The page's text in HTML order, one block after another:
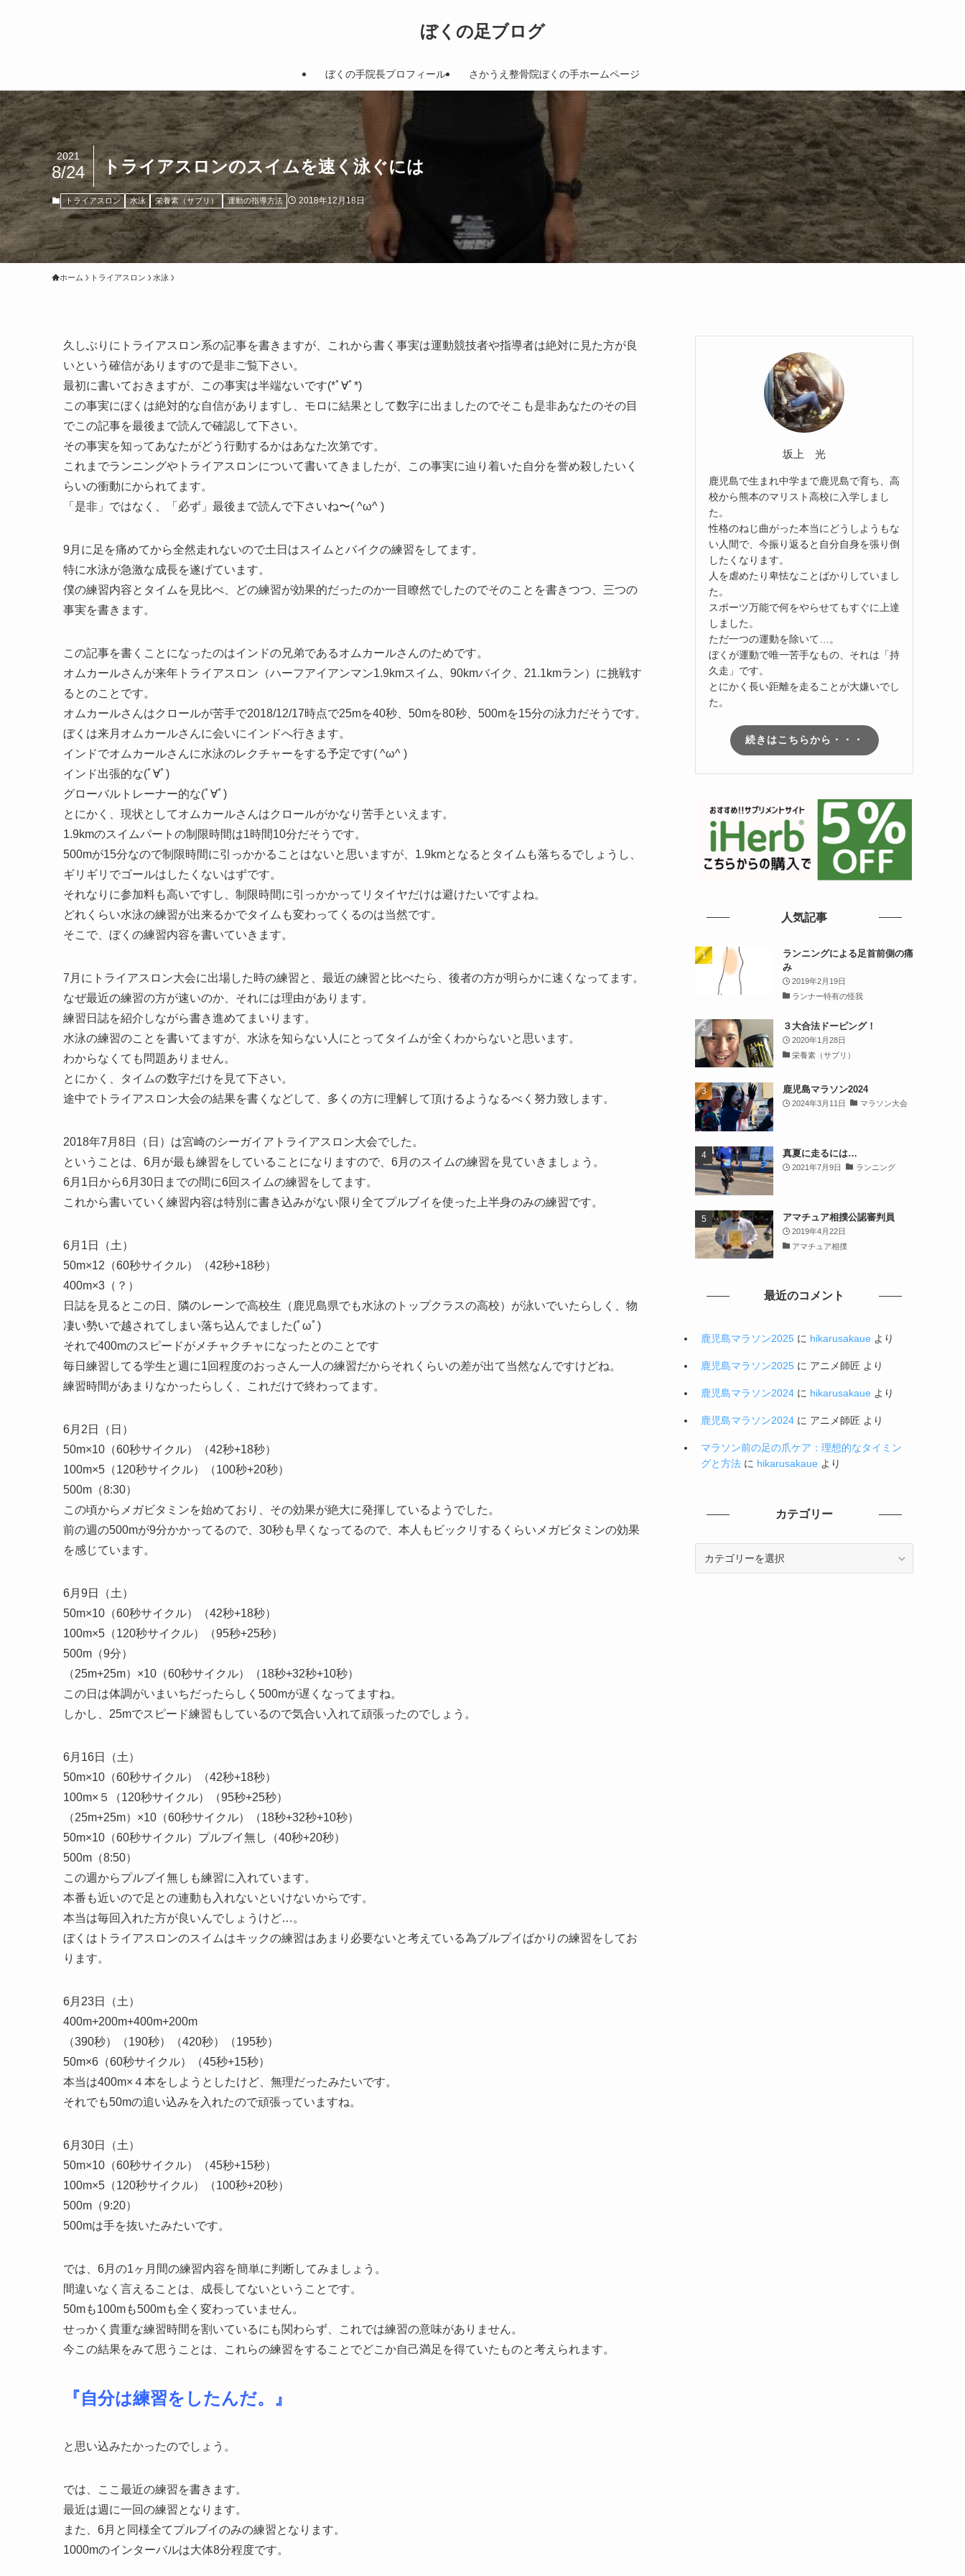
ぼくの足ブログ
ぼくの手院長プロフィール さかうえ整骨院ぼくの手ホームページ
トライアスロンのスイムを速く泳ぐには
2021
8/24
トライアスロン 水泳 栄養素（サプリ） 運動の指導方法 2018年12月18日
ホーム トライアスロン 水泳
久しぶりにトライアスロン系の記事を書きますが、これから書く事実は運動競技者や指導者は絶対に見た方が良
いという確信がありますので是非ご覧下さい。
最初に書いておきますが、この事実は半端ないです(*ﾟ∀ﾟ*)
この事実にぼくは絶対的な自信がありますし、モロに結果として数字に出ましたのでそこも是非あなたのその目
でこの記事を最後まで読んで確認して下さい。
その事実を知ってあなたがどう行動するかはあなた次第です。
これまでランニングやトライアスロンについて書いてきましたが、この事実に辿り着いた自分を誉め殺したいく
らいの衝動にかられてます。
「是非」ではなく、「必ず」最後まで読んで下さいね〜( ^ω^ )
9月に足を痛めてから全然走れないので土日はスイムとバイクの練習をしてます。
特に水泳が急激な成長を遂げています。
僕の練習内容とタイムを見比べ、どの練習が効果的だったのか一目瞭然でしたのでそのことを書きつつ、三つの
事実を書きます。
この記事を書くことになったのはインドの兄弟であるオムカールさんのためです。
オムカールさんが来年トライアスロン（ハーフアイアンマン1.9kmスイム、90kmバイク、21.1kmラン）に挑戦す
るとのことです。
オムカールさんはクロールが苦手で2018/12/17時点で25mを40秒、50mを80秒、500mを15分の泳力だそうです。
ぼくは来月オムカールさんに会いにインドへ行きます。
インドでオムカールさんに水泳のレクチャーをする予定です( ^ω^ )
インド出張的な(ﾟ∀ﾟ)
グローバルトレーナー的な(ﾟ∀ﾟ)
とにかく、現状としてオムカールさんはクロールがかなり苦手といえます。
1.9kmのスイムパートの制限時間は1時間10分だそうです。
500mが15分なので制限時間に引っかかることはないと思いますが、1.9kmとなるとタイムも落ちるでしょうし、
ギリギリでゴールはしたくないはずです。
それなりに参加料も高いですし、制限時間に引っかかってリタイヤだけは避けたいですよね。
どれくらい水泳の練習が出来るかでタイムも変わってくるのは当然です。
そこで、ぼくの練習内容を書いていきます。
7月にトライアスロン大会に出場した時の練習と、最近の練習と比べたら、後者の方が明らかに速くなってます。
なぜ最近の練習の方が速いのか、それには理由があります。
練習日誌を紹介しながら書き進めてまいります。
水泳の練習のことを書いてますが、水泳を知らない人にとってタイムが全くわからないと思います。
わからなくても問題ありません。
とにかく、タイムの数字だけを見て下さい。
途中でトライアスロン大会の結果を書くなどして、多くの方に理解して頂けるようなるべく努力致します。
2018年7月8日（日）は宮崎のシーガイアトライアスロン大会でした。
ということは、6月が最も練習をしていることになりますので、6月のスイムの練習を見ていきましょう。
6月1日から6月30日までの間に6回スイムの練習をしてます。
これから書いていく練習内容は特別に書き込みがない限り全てプルブイを使った上半身のみの練習です。
6月1日（土）
50m×12（60秒サイクル）（42秒+18秒）
400m×3（？）
日誌を見るとこの日、隣のレーンで高校生（鹿児島県でも水泳のトップクラスの高校）が泳いでいたらしく、物
凄い勢いで越されてしまい落ち込んでました(ﾟωﾟ)
それで400mのスピードがメチャクチャになったとのことです
毎日練習してる学生と週に1回程度のおっさん一人の練習だからそれくらいの差が出て当然なんですけどね。
練習時間があまりなかったらしく、これだけで終わってます。
6月2日（日）
50m×10（60秒サイクル）（42秒+18秒）
100m×5（120秒サイクル）（100秒+20秒）
500m（8:30）
この頃からメガビタミンを始めており、その効果が絶大に発揮しているようでした。
前の週の500mが9分かかってるので、30秒も早くなってるので、本人もビックリするくらいメガビタミンの効果
を感じています。
6月9日（土）
50m×10（60秒サイクル）（42秒+18秒）
100m×5（120秒サイクル）（95秒+25秒）
500m（9分）
（25m+25m）×10（60秒サイクル）（18秒+32秒+10秒）
この日は体調がいまいちだったらしく500mが遅くなってますね。
しかし、25mでスピード練習もしているので気合い入れて頑張ったのでしょう。
6月16日（土）
50m×10（60秒サイクル）（42秒+18秒）
100m×５（120秒サイクル）（95秒+25秒）
（25m+25m）×10（60秒サイクル）（18秒+32秒+10秒）
50m×10（60秒サイクル）プルブイ無し（40秒+20秒）
500m（8:50）
この週からプルブイ無しも練習に入れています。
本番も近いので足との連動も入れないといけないからです。
本当は毎回入れた方が良いんでしょうけど…。
ぼくはトライアスロンのスイムはキックの練習はあまり必要ないと考えている為ブルプイばかりの練習をしてお
ります。
6月23日（土）
400m+200m+400m+200m
（390秒）（190秒）（420秒）（195秒）
50m×6（60秒サイクル）（45秒+15秒）
本当は400m×４本をしようとしたけど、無理だったみたいです。
それでも50mの追い込みを入れたので頑張っていますね。
6月30日（土）
50m×10（60秒サイクル）（45秒+15秒）
100m×5（120秒サイクル）（100秒+20秒）
500m（9:20）
500mは手を抜いたみたいです。
では、6月の1ヶ月間の練習内容を簡単に判断してみましょう。
間違いなく言えることは、成長してないということです。
50mも100mも500mも全く変わっていません。
せっかく貴重な練習時間を割いているにも関わらず、これでは練習の意味がありません。
今この結果をみて思うことは、これらの練習をすることでどこか自己満足を得ていたものと考えられます。
『自分は練習をしたんだ。』
と思い込みたかったのでしょう。
では、ここ最近の練習を書きます。
最近は週に一回の練習となります。
また、6月と同様全てプルブイのみの練習となります。
1000mのインターバルは大体8分程度です。
坂上 光
鹿児島で生まれ中学まで鹿児島で育ち、高
校から熊本のマリスト高校に入学しまし
た。
性格のねじ曲がった本当にどうしようもな
い人間で、今振り返ると自分自身を張り倒
したくなります。
人を虐めたり卑怯なことばかりしていまし
た。
スポーツ万能で何をやらせてもすぐに上達
しました。
ただ一つの運動を除いて…。
ぼくが運動で唯一苦手なもの、それは「持
久走」です。
とにかく長い距離を走ることが大嫌いでし
た。
続きはこちらから・・・
人気記事
ランニングによる足首前側の痛
み
2019年2月19日
ランナー特有の怪我
３大合法ドーピング！
2020年1月28日
栄養素（サプリ）
鹿児島マラソン2024
2024年3月11日 マラソン大会
真夏に走るには…
2021年7月9日 ランニング
アマチュア相撲公認審判員
2019年4月22日
アマチュア相撲
最近のコメント
鹿児島マラソン2025 に hikarusakaue より
鹿児島マラソン2025 に アニメ師匠 より
鹿児島マラソン2024 に hikarusakaue より
鹿児島マラソン2024 に アニメ師匠 より
マラソン前の足の爪ケア：理想的なタイミン
グと方法 に hikarusakaue より
カテゴリー